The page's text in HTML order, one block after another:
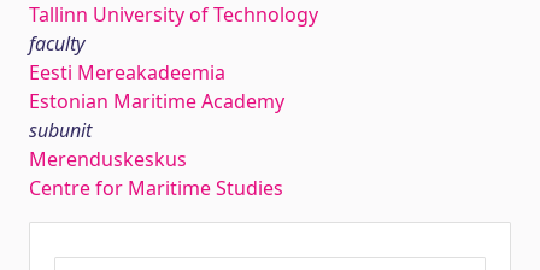
Tallinn University of Technology
faculty
Eesti Mereakadeemia
Estonian Maritime Academy
subunit
Merenduskeskus
Centre for Maritime Studies